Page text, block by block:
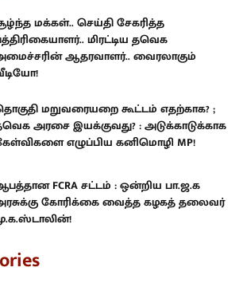
மக்கள்.. செய்தி சேகரித்த
மிரட்டிய தவெக
ஆதரவாளர்.. வைரலாகும்
மறுவரையறை கூட்டம் எதற்காக? ;
அரசை இயக்குவது? : அடுக்காடுக்காக
எழுப்பிய கனிமொழி MP!
FCRA சட்டம் : ஒன்றிய பா.ஜ.க
கோரிக்கை வைத்த கழகத் தலைவர்